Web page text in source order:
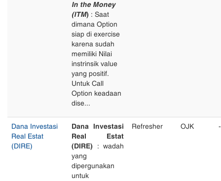
In the Money
(ITM) : Saat
dimana Option
siap di exercise
karena sudah
memiliki Nilai
instrinsik value
yang positif.
Untuk Call
Option keadaan
dise...
Dana Investasi
Real Estat
(DIRE)
Dana Investasi
Real Estat
(DIRE) : wadah
yang
dipergunakan
untuk
Refresher OJK -